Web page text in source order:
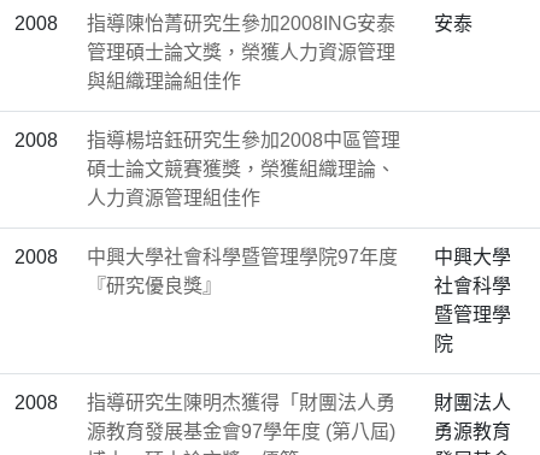
2008
指導陳怡菁研究生參加2008ING安泰
管理碩士論文獎，榮獲人力資源管理
與組織理論組佳作
安泰
2008
指導楊培鈺研究生參加2008中區管理
碩士論文競賽獲獎，榮獲組織理論、
人力資源管理組佳作
2008
中興大學社會科學暨管理學院97年度
『研究優良獎』
中興大學
社會科學
暨管理學
院
2008
指導研究生陳明杰獲得「財團法人勇
源教育發展基金會97學年度 (第八屆)
財團法人
勇源教育